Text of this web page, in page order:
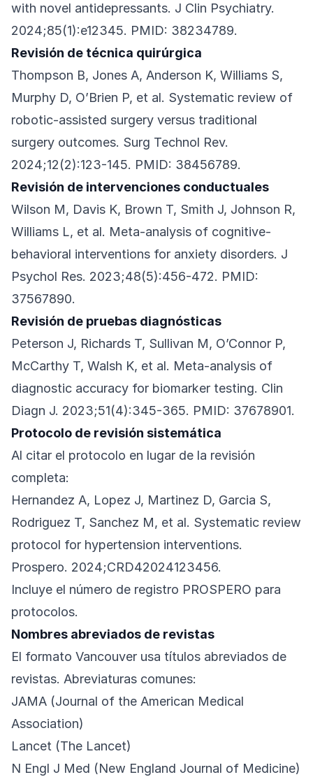
with novel antidepressants. J Clin Psychiatry.
2024;85(1):e12345. PMID: 38234789.
Revisión de técnica quirúrgica
Thompson B, Jones A, Anderson K, Williams S,
Murphy D, O’Brien P, et al. Systematic review of
robotic-assisted surgery versus traditional
surgery outcomes. Surg Technol Rev.
2024;12(2):123-145. PMID: 38456789.
Revisión de intervenciones conductuales
Wilson M, Davis K, Brown T, Smith J, Johnson R,
Williams L, et al. Meta-analysis of cognitive-
behavioral interventions for anxiety disorders. J
Psychol Res. 2023;48(5):456-472. PMID:
37567890.
Revisión de pruebas diagnósticas
Peterson J, Richards T, Sullivan M, O’Connor P,
McCarthy T, Walsh K, et al. Meta-analysis of
diagnostic accuracy for biomarker testing. Clin
Diagn J. 2023;51(4):345-365. PMID: 37678901.
Protocolo de revisión sistemática
Al citar el protocolo en lugar de la revisión
completa:
Hernandez A, Lopez J, Martinez D, Garcia S,
Rodriguez T, Sanchez M, et al. Systematic review
protocol for hypertension interventions.
Prospero. 2024;CRD42024123456.
Incluye el número de registro PROSPERO para
protocolos.
Nombres abreviados de revistas
El formato Vancouver usa títulos abreviados de
revistas. Abreviaturas comunes:
JAMA (Journal of the American Medical
Association)
Lancet (The Lancet)
N Engl J Med (New England Journal of Medicine)